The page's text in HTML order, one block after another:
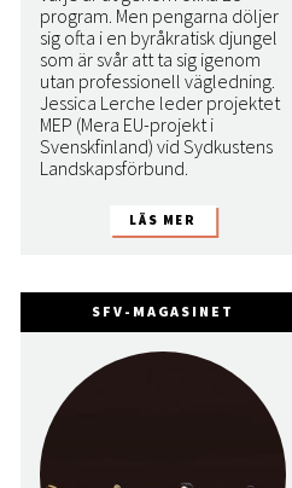
program. Men pengarna döljer
sig ofta i en byråkratisk djungel
som är svår att ta sig igenom
utan professionell vägledning.
Jessica Lerche leder projektet
MEP (Mera EU-projekt i
Svenskfinland) vid Sydkustens
Landskapsförbund.
SFV-MAGASINET